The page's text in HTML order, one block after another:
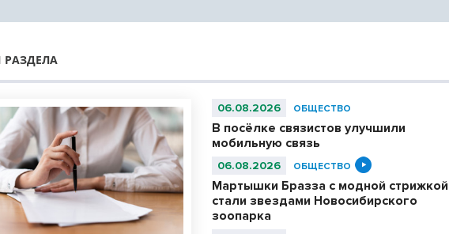
РАЗДЕЛА
06.08.2026 ОБЩЕСТВО
В посёлке связистов улучшили
мобильную связь
06.08.2026 ОБЩЕСТВО
Мартышки Бразза с модной стрижкой
стали звездами Новосибирского
зоопарка